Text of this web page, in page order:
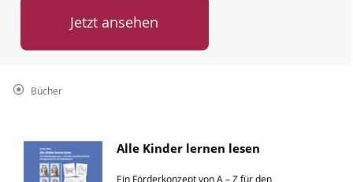
Jetzt ansehen
Bücher
Alle Kinder lernen lesen
Ein Förderkonzept von A – Z für den